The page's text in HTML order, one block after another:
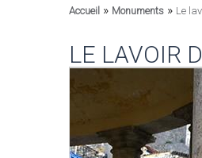
Accueil » Monuments » Le
LE LAVOIR